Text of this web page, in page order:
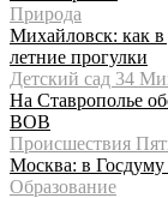
Природа
Михайловск: как
летние прогулки
Детский сад 34
На Ставрополье
ВОВ
Происшествия
Москва: в
Образование